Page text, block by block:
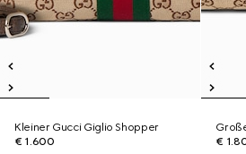
Kleiner Gucci Giglio Shopper
€ 1.600
€